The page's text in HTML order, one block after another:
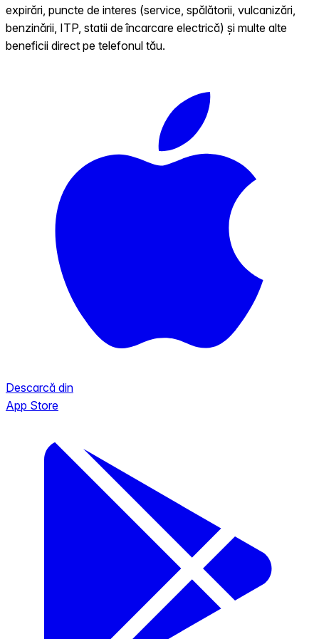
expirări, puncte de interes (service, spălătorii, vulcanizări,
benzinării, ITP, statii de încarcare electrică) și multe alte
beneficii direct pe telefonul tău.
Descarcă din
App Store